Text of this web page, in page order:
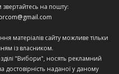
на пошту:
матеріалів сайту можливе тільки
із власником.
"Вибори", носять рекламний
достовірність наданої у даному